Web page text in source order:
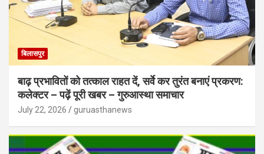
बिलासपुर
बाढ़ प्रभावितों को तत्काल राहत दें, सर्वे कर तुरंत बनाएं प्रकरण:
कलेक्टर – पढ़ें पूरी खबर – गुरुआस्था समाचार
July 22, 2026 guruasthanews